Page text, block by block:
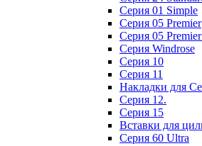
Серия 01 Simple
Серия 05 Premier
Серия 05
Cерия Windrose
Серия 10
Серия 11
Накладки для
Серия 12.
Серия 15
Вставки для
Серия 60 Ultra